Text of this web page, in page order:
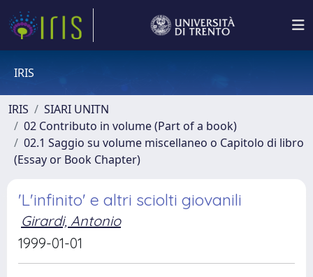
IRIS
IRIS
SIARI UNITN
02 Contributo in volume (Part of a book)
02.1 Saggio su volume miscellaneo o Capitolo di libro
(Essay or Book Chapter)
'L'infinito' e altri sciolti giovanili
Girardi, Antonio
1999-01-01